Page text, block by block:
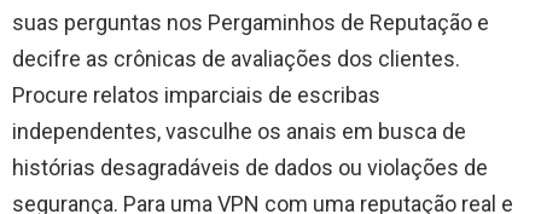
suas perguntas nos Pergaminhos de Reputação e
decifre as crônicas de avaliações dos clientes.
Procure relatos imparciais de escribas
independentes, vasculhe os anais em busca de
histórias desagradáveis ​​de dados ou violações de
segurança. Para uma VPN com uma reputação real e